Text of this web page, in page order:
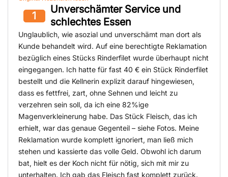
1
Unverschämter Service und
schlechtes Essen
Unglaublich, wie asozial und unverschämt man dort als
Kunde behandelt wird. Auf eine berechtigte Reklamation
bezüglich eines Stücks Rinderfilet wurde überhaupt nicht
eingegangen. Ich hatte für fast 40 € ein Stück Rinderfilet
bestellt und die Kellnerin explizit darauf hingewiesen,
dass es fettfrei, zart, ohne Sehnen und leicht zu
verzehren sein soll, da ich eine 82%ige
Magenverkleinerung habe. Das Stück Fleisch, das ich
erhielt, war das genaue Gegenteil – siehe Fotos. Meine
Reklamation wurde komplett ignoriert, man ließ mich
stehen und kassierte das volle Geld. Obwohl ich darum
bat, hielt es der Koch nicht für nötig, sich mit mir zu
unterhalten. Ich gab das Fleisch fast komplett zurück.